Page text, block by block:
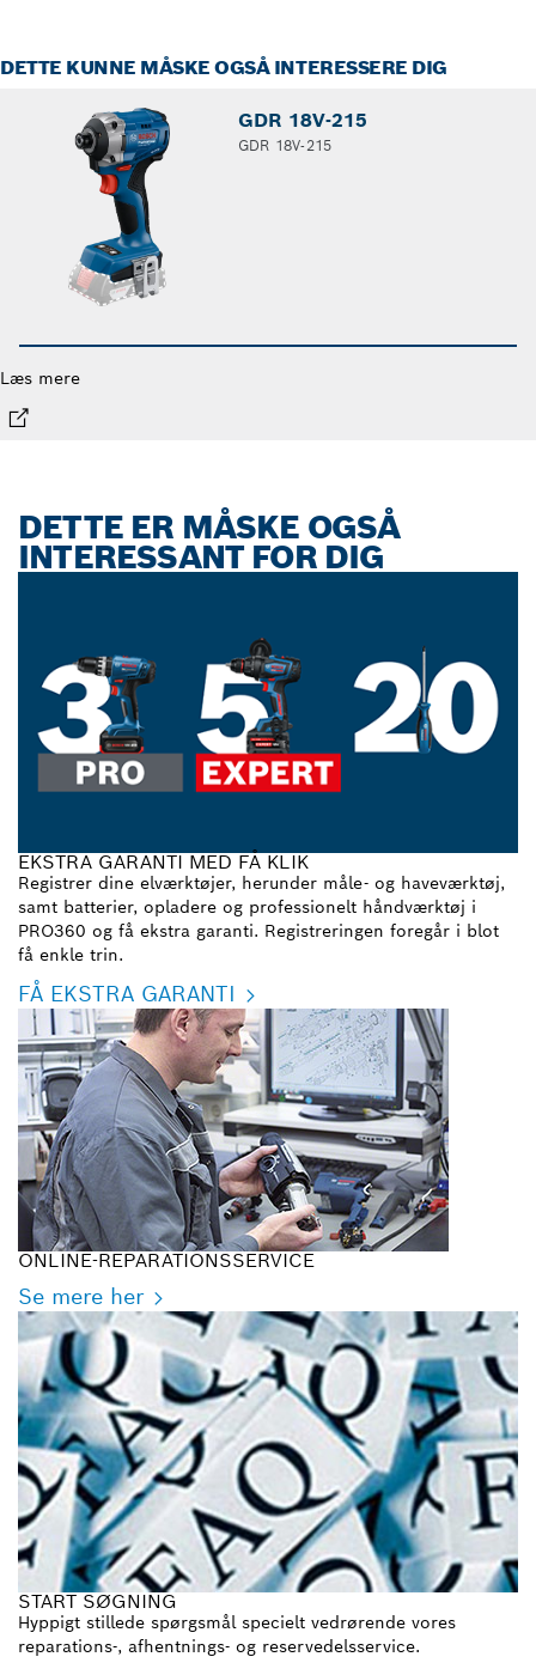
DETTE KUNNE MÅSKE OGSÅ INTERESSERE DIG
GDR 18V-215
GDR 18V-215
Læs mere
DETTE ER MÅSKE OGSÅ
INTERESSANT FOR DIG
EKSTRA GARANTI MED FÅ KLIK
Registrer dine elværktøjer, herunder måle- og haveværktøj,
samt batterier, opladere og professionelt håndværktøj i
PRO360 og få ekstra garanti. Registreringen foregår i blot
få enkle trin.
FÅ EKSTRA GARANTI
ONLINE-REPARATIONSSERVICE
Se mere her
START SØGNING
Hyppigt stillede spørgsmål specielt vedrørende vores
reparations-, afhentnings- og reservedelsservice.